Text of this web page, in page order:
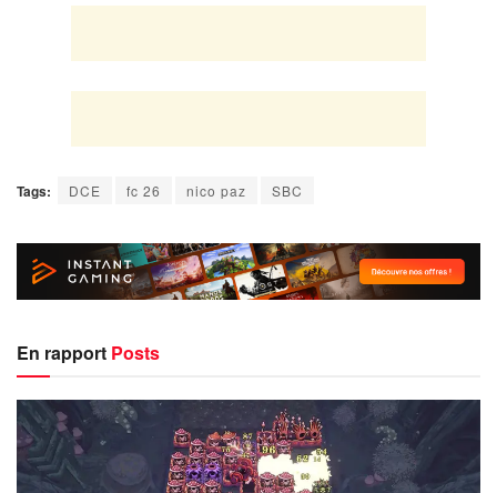
Tags: DCE fc 26 nico paz SBC
En rapport Posts